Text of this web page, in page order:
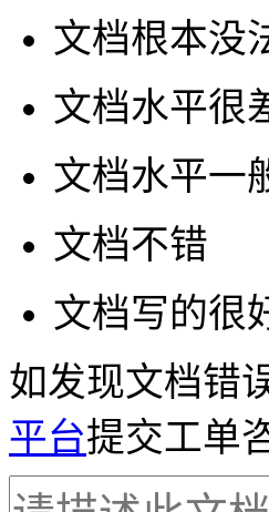
文档根本没
文档水平很
文档水平一
文档不错
文档写的很
如发现文档错
平台提交工单